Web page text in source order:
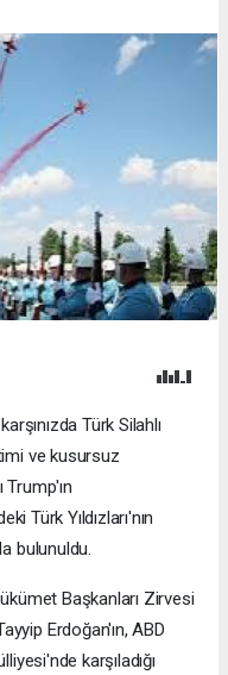
Türk Silahlı
ve kusursuz
Türk Yıldızları'nın
bulunuldu.
Başkanları Zirvesi
Erdoğan'ın, ABD
karşıladığı